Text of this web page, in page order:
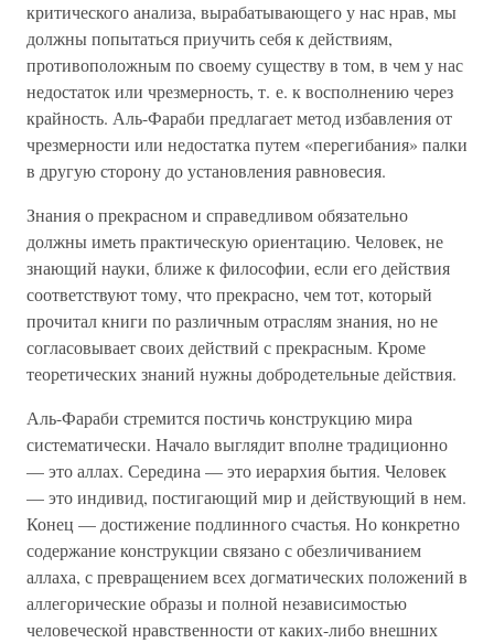
критического анализа, вырабатывающего у нас нрав, мы
должны попытаться приучить себя к действиям,
противоположным по своему существу в том, в чем у нас
недостаток или чрезмерность, т. е. к восполнению через
крайность. Аль-Фараби предлагает метод избавления от
чрезмерности или недостатка путем «перегибания» палки
в другую сторону до установления равновесия.
Знания о прекрасном и справедливом обязательно
должны иметь практическую ориентацию. Человек, не
знающий науки, ближе к философии, если его действия
соответствуют тому, что прекрасно, чем тот, который
прочитал книги по различным отраслям знания, но не
согласовывает своих действий с прекрасным. Кроме
теоретических знаний нужны добродетельные действия.
Аль-Фараби стремится постичь конструкцию мира
систематически. Начало выглядит вполне традиционно
— это аллах. Середина — это иерархия бытия. Человек
— это индивид, постигающий мир и действующий в нем.
Конец — достижение подлинного счастья. Но конкретно
содержание конструкции связано с обезличиванием
аллаха, с превращением всех догматических положений в
аллегорические образы и полной независимостью
человеческой нравственности от каких-либо внешних